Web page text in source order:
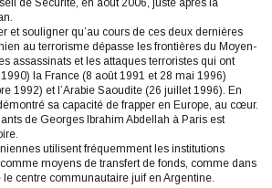
de Sécurité, en août 2006, juste après la
et souligner qu’au cours de ces deux dernières
au terrorisme dépasse les frontières du Moyen-
assassinats et les attaques terroristes qui ont
la France (8 août 1991 et 28 mai 1996)
1992) et l’Arabie Saoudite (26 juillet 1996). En
sa capacité de frapper en Europe, au cœur.
de Georges Ibrahim Abdellah à Paris est
utilisent fréquemment les institutions
moyens de transfert de fonds, comme dans
le centre communautaire juif en Argentine.